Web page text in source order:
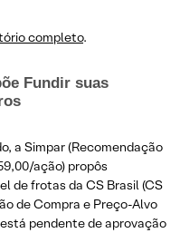
completo.
Fundir suas
a Simpar (Recomendação
ação) propôs
de frotas da CS Brasil (CS
de Compra e Preço-Alvo
pendente de aprovação